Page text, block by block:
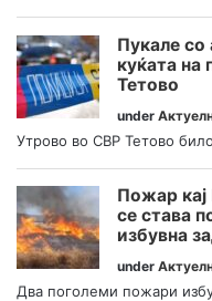
Пукале со
куќата
Тетово
under
Утрово во СВР Тетово
Пожар кај
се става
избувна
under
Два поголеми пожари